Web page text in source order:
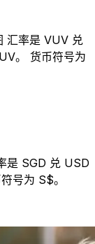
汇率是 VUV 兑
。 货币符号为
是 SGD 兑 USD
号为 S$。